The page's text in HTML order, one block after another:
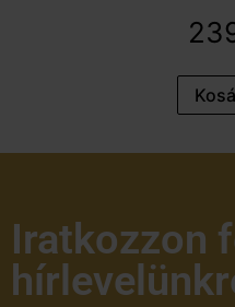
Iratkozzon